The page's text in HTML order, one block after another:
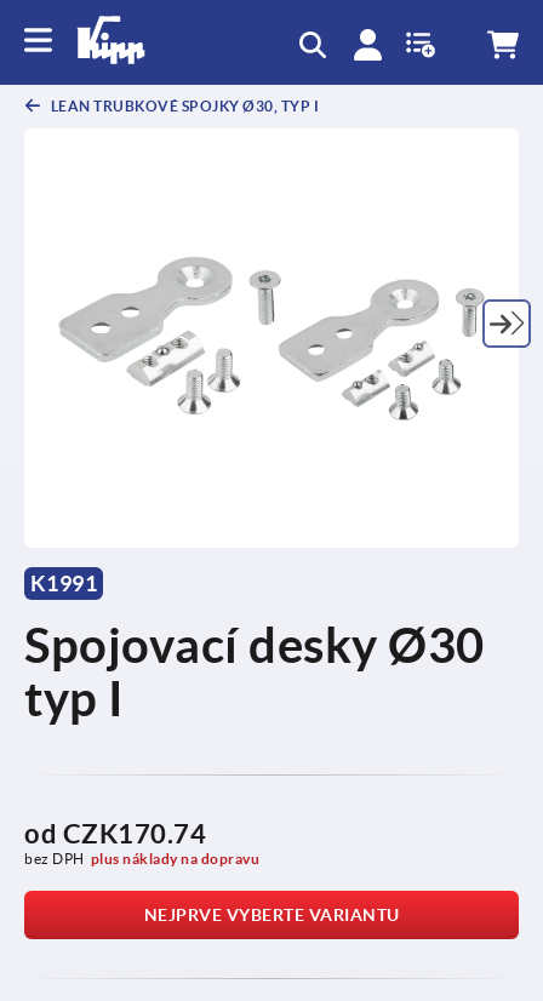
LEAN TRUBKOVÉ SPOJKY Ø30, TYP I
K1991
Spojovací desky Ø30
typ I
od CZK170.74
bez DPH plus náklady na dopravu
NEJPRVE VYBERTE VARIANTU